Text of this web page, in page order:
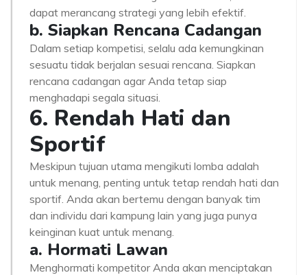
dapat merancang strategi yang lebih efektif.
b. Siapkan Rencana Cadangan
Dalam setiap kompetisi, selalu ada kemungkinan
sesuatu tidak berjalan sesuai rencana. Siapkan
rencana cadangan agar Anda tetap siap
menghadapi segala situasi.
6. Rendah Hati dan
Sportif
Meskipun tujuan utama mengikuti lomba adalah
untuk menang, penting untuk tetap rendah hati dan
sportif. Anda akan bertemu dengan banyak tim
dan individu dari kampung lain yang juga punya
keinginan kuat untuk menang.
a. Hormati Lawan
Menghormati kompetitor Anda akan menciptakan